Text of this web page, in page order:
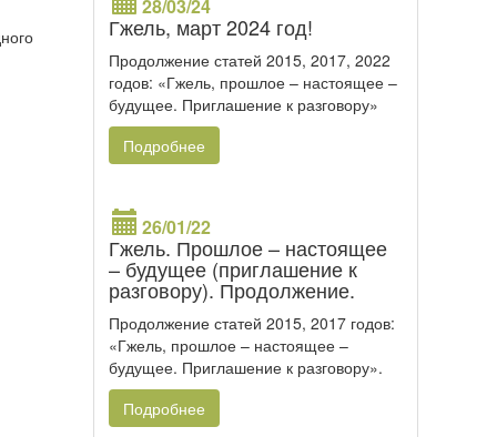
28/03/24
Гжель, март 2024 год!
Продолжение статей 2015, 2017, 2022
годов: «Гжель, прошлое – настоящее –
будущее. Приглашение к разговору»
Подробнее
26/01/22
Гжель. Прошлое – настоящее
– будущее (приглашение к
разговору). Продолжение.
Продолжение статей 2015, 2017 годов:
«Гжель, прошлое – настоящее –
будущее. Приглашение к разговору».
Подробнее